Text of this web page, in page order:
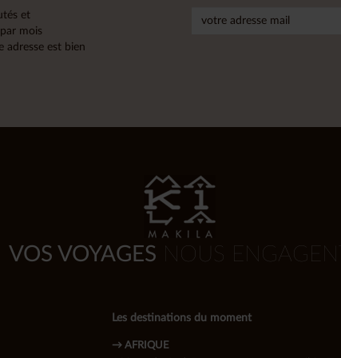
et
mois
adresse est bien
VOS VOYAGES NOUS ENGAGENT
Les destinations du moment
→ AFRIQUE